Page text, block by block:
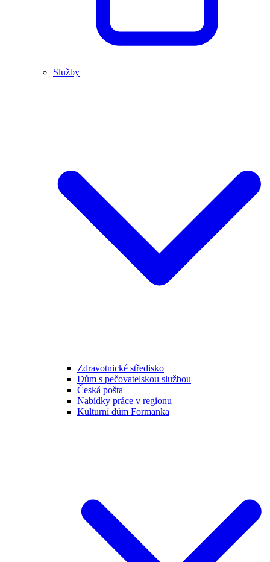
Služby
Zdravotnické středisko
Dům s pečovatelskou službou
Česká pošta
Nabídky práce v regionu
Kulturní dům Formanka